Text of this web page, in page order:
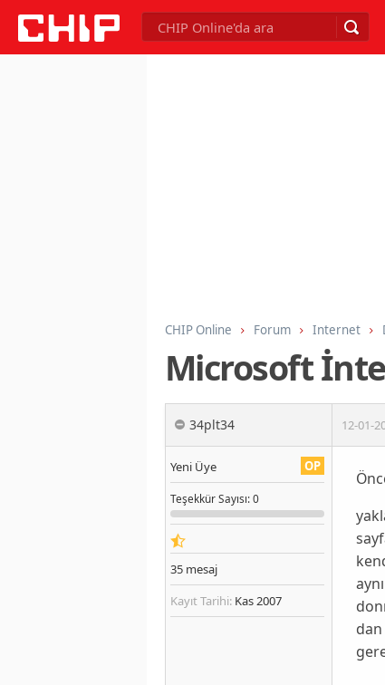
CHIP Online Forum Internet
Microsoft
34plt34 12-01-
OP
Yeni Üye
TeşekkürSayısı: 0
35 mesaj
Kayıt Tarihi: Kas 2007